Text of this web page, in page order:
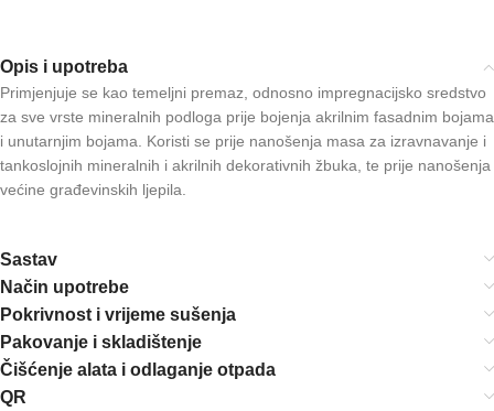
Opis i upotreba
Primjenjuje se kao temeljni premaz, odnosno impregnacijsko sredstvo
za sve vrste mineralnih podloga prije bojenja akrilnim fasadnim bojama
i unutarnjim bojama. Koristi se prije nanošenja masa za izravnavanje i
tankoslojnih mineralnih i akrilnih dekorativnih žbuka, te prije nanošenja
većine građevinskih ljepila.
Sastav
Način upotrebe
Pokrivnost i vrijeme sušenja
Pakovanje i skladištenje
Čišćenje alata i odlaganje otpada
QR